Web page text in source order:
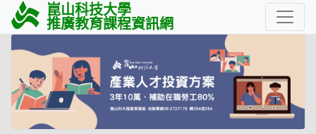
崑山科技大學
推廣教育課程資訊網